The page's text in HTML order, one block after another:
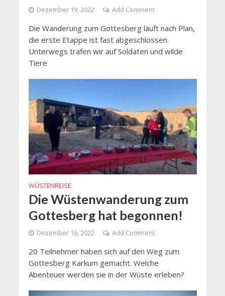
Dezember 19, 2022 Add Comment
Die Wanderung zum Gottesberg läuft nach Plan,
die erste Etappe ist fast abgeschlossen.
Unterwegs trafen wir auf Soldaten und wilde
Tiere
WÜSTENREISE
Die Wüstenwanderung zum
Gottesberg hat begonnen!
Dezember 16, 2022 Add Comment
20 Teilnehmer haben sich auf den Weg zum
Gottesberg Karkum gemacht. Welche
Abenteuer werden sie in der Wüste erleben?